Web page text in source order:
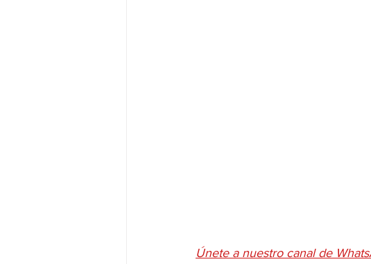
Únete a nuestro canal de